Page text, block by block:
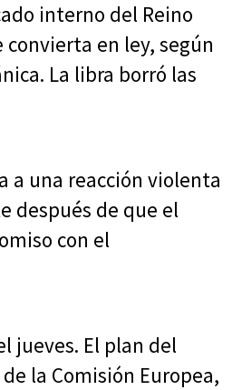
interno del Reino
en ley, según
La libra borró las
a una reacción violenta
después de que el
con el
jueves. El plan del
la Comisión Europea,